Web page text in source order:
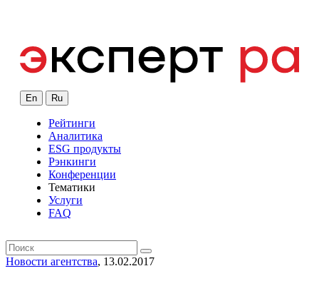
En Ru
Рейтинги
Аналитика
ESG продукты
Рэнкинги
Конференции
Тематики
Услуги
FAQ
Новости агентства, 13.02.2017